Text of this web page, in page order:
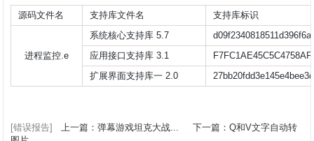
源码文件名 支持库文件名 支持库标识
进程监控.e
系统核心支持库 5.7
应用接口支持库 3.1
扩展界面支持库一 2.0
[错误报告] 上一篇：弹幕游戏坦克大战...
下一篇：Q和V文字自动转